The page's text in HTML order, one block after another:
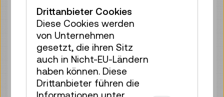
Reservierung Kinderbereich
35 Plätze frei
€ 2,50
Sa 08.08. 17:00 – 17:40
Reservierung Kinderbereich
35 Plätze frei
€ 2,50
Drittanbieter Cookies
Diese Cookies werden
von Unternehmen
gesetzt, die ihren Sitz
auch in Nicht-EU-Ländern
haben können. Diese
Drittanbieter führen die